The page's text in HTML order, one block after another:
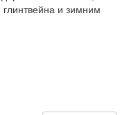
и зимним